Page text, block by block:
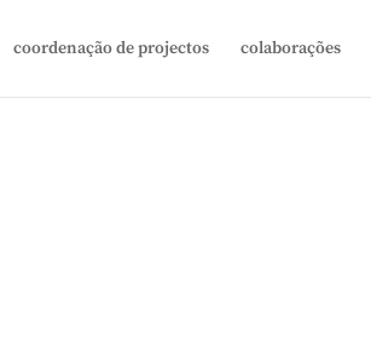
coordenação de projectos colaborações